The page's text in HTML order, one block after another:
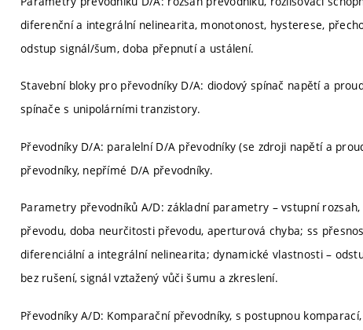
diferenční a integrální nelinearita, monotonost, hysterese,
odstup signál/šum, doba přepnutí a ustálení.
Stavební bloky pro převodníky D/A: diodový spínač napětí a
spínače s unipolárními tranzistory.
Převodníky D/A: paralelní D/A převodníky (se zdroji napětí a
převodníky, nepřímé D/A převodníky.
Parametry převodníků A/D: základní parametry – vstupní
převodu, doba neurčitosti převodu, aperturová chyba; ss
diferenciální a integrální nelinearita; dynamické vlastnosti –
bez rušení, signál vztažený vůči šumu a zkreslení.
Převodníky A/D: Komparační převodníky, s postupnou